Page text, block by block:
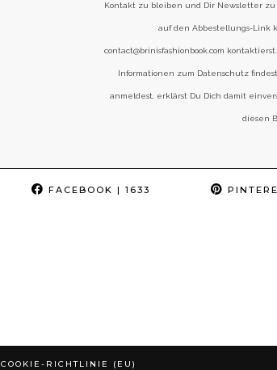
Kontakt zu bleiben und Dir Newsletter
auf den Abbestellungs-Link
contact@brinisfashionbook.com
Informationen zum Datenschutz
anmeldest, erklärst Du Dich damit
diesen
FACEBOOK | 1633
COOKIE-RICHTLINIE (EU)